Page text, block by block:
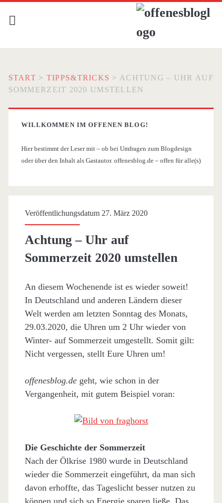
START > TIPPS&TRICKS > ACHTUNG – UHR AUF
SOMMERZEIT 2020 UMSTELLEN
WILLKOMMEN IM OFFENEN BLOG!
Hier bestimmt der Leser mit – ob bei Umfragen zum Blogdesign
oder über den Inhalt als Gastautor. offenesblog.de – offen für alle(s)
Veröffentlichungsdatum 27. März 2020
Achtung – Uhr auf
Sommerzeit 2020 umstellen
An diesem Wochenende ist es wieder soweit!
In Deutschland und anderen Ländern dieser
Welt werden am letzten Sonntag des Monats,
29.03.2020, die Uhren um 2 Uhr wieder von
Winter- auf Sommerzeit umgestellt. Somit gilt:
Nicht vergessen, stellt Eure Uhren um!
offenesblog.degeht, wie schon in der
Vergangenheit, mit gutem Beispiel voran:
Die Geschichte der Sommerzeit
Nach der Ölkrise 1980 wurde in Deutschland
wieder die Sommerzeit eingeführt, da man sich
davon erhoffte, das Tageslicht besser nutzen zu
können und sich so Energie sparen ließe. Das